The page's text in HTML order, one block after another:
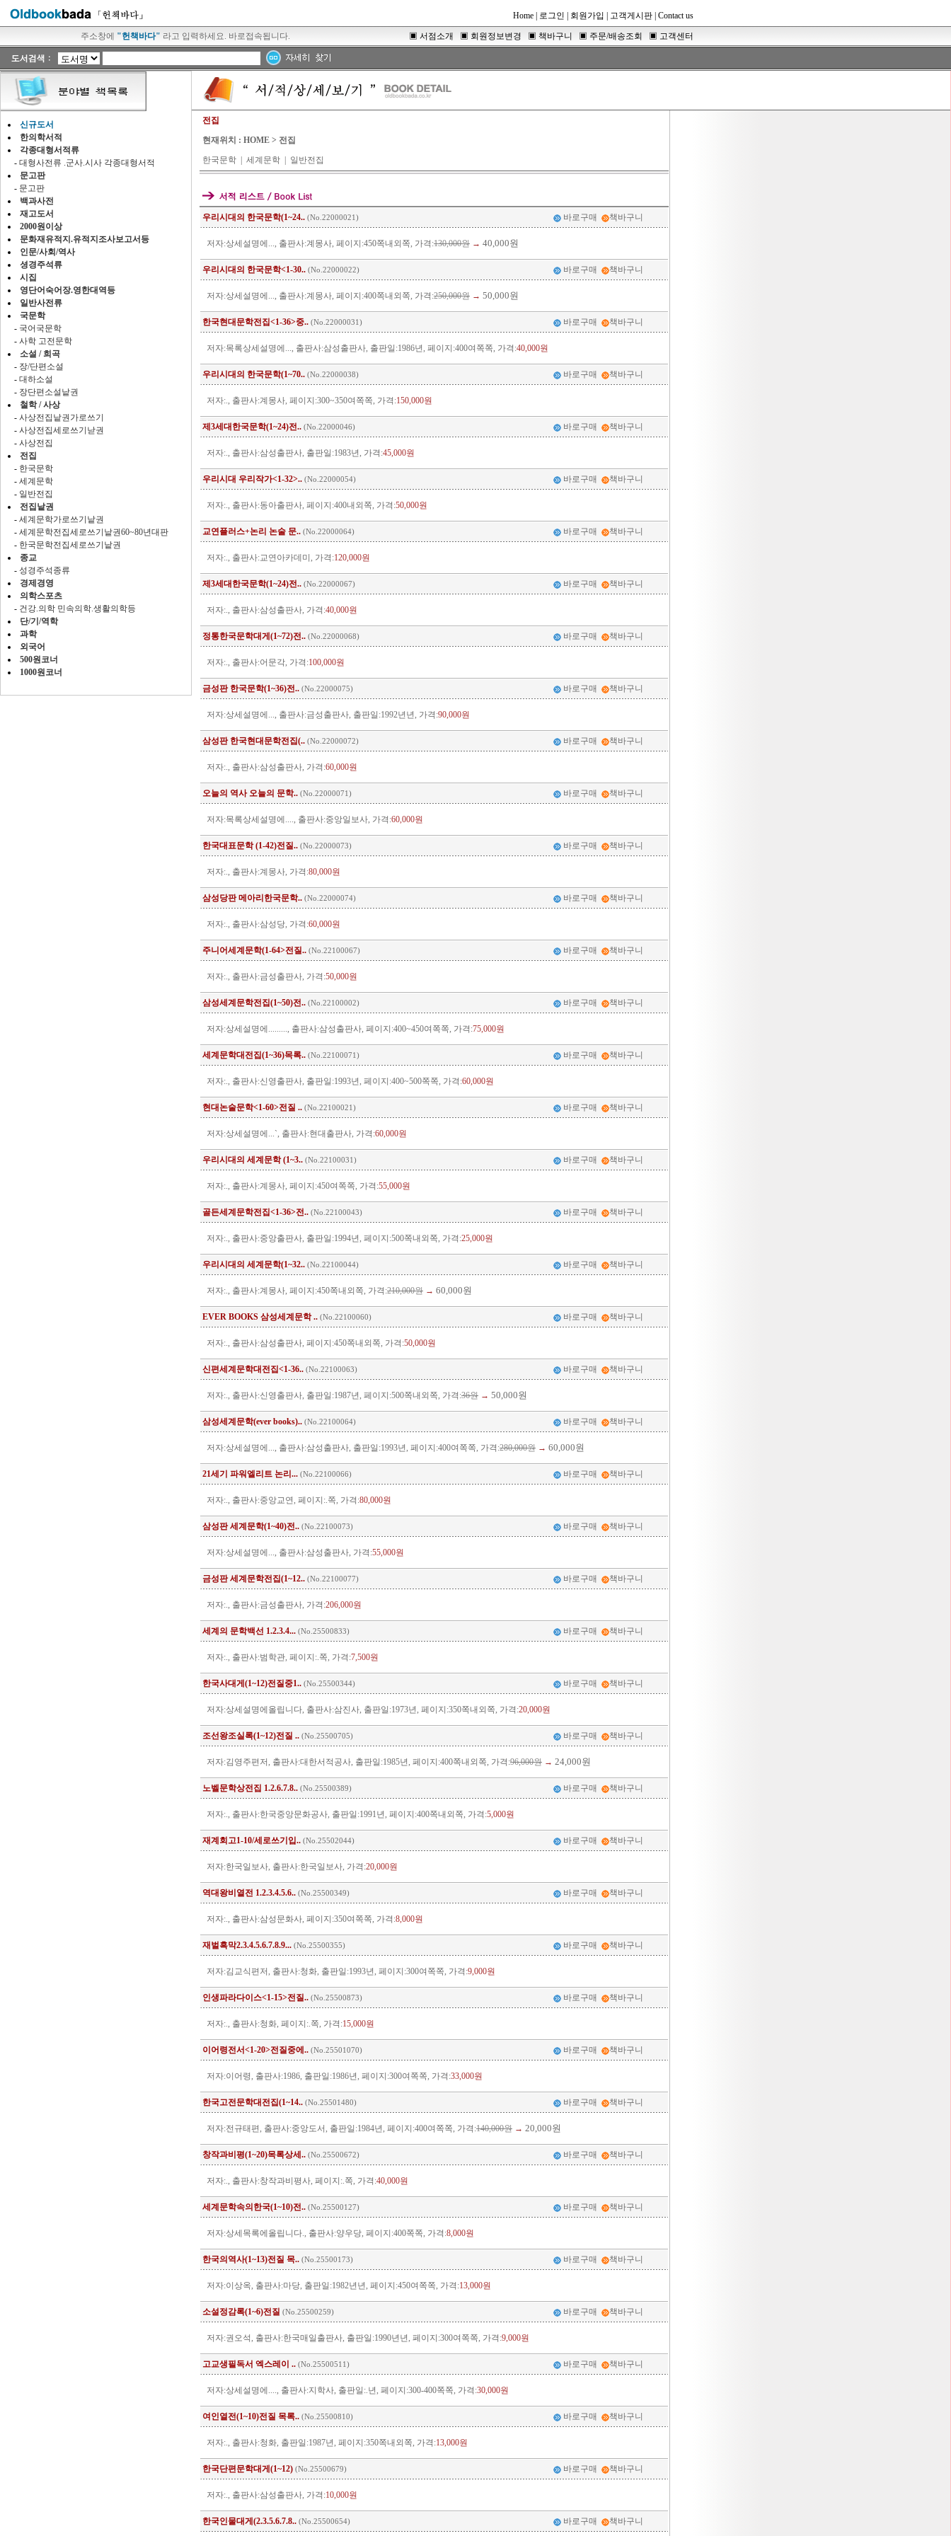
Home 로그인 회원가입 고객게시판 Contact us
주소창에 "헌책바다" 라고 입력하세요. 바로접속됩니다. ▣ 서점소개 ▣ 회원정보변경 ▣ 책바구니 ▣ 주문/배송조회 ▣ 고객센터
신규도서
한의학서적
각종대형서적류
- 대형사전류 .군사.시사 각종대형서적
문고판
- 문고판
백과사전
재고도서
2000원이상
문화재유적지.유적지조사보고서등
인문/사회/역사
셩경주석류
시집
영단어숙어장.영한대역등
일반사전류
국문학
- 국어국문학
- 사학 고전문학
소설 / 희곡
- 장/단편소설
- 대하소설
- 장단편소설낱권
철학 / 사상
- 사상전집낱권가로쓰기
- 사상전집세로쓰기낟권
- 사상전집
전집
- 한국문학
- 세계문학
- 일반전집
전집낱권
- 세계문학가로쓰기낱권
- 세계문학전집세로쓰기낱권60~80년대판
- 한국문학전집세로쓰기낱권
종교
- 성경주석종류
경제경영
의학스포츠
- 건강.의학 민속의학.생활의학등
단/기/역학
과학
외국어
500원코너
1000원코너
전집
현재위치 : HOME > 전집
한국문학
세계문학 일반전집
우리시대의 한국문학(1~24.. (No.22000021) 바로구매 책바구니
저자:상세설명에..., 출판사:계몽사, 페이지:450쪽내외쪽, 가격:130,000원 → 40,000원
우리시대의 한국문학<1-30.. (No.22000022) 바로구매 책바구니
저자:상세설명에..., 출판사:계몽사, 페이지:400쪽내외쪽, 가격:250,000원 → 50,000원
한국현대문학전집<1-36>중.. (No.22000031) 바로구매 책바구니
저자:목록상세설명에..., 출판사:삼성출판사, 출판일:1986년, 페이지:400여쪽쪽, 가격:40,000원
우리시대의 한국문학(1~70.. (No.22000038) 바로구매 책바구니
저자:., 출판사:계몽사, 페이지:300~350여쪽쪽, 가격:150,000원
제3세대한국문학(1~24)전.. (No.22000046) 바로구매 책바구니
저자:., 출판사:삼성출판사, 출판일:1983년, 가격:45,000원
우리시대 우리작가<1-32>.. (No.22000054) 바로구매 책바구니
저자:., 출판사:동아출판사, 페이지:400내외쪽, 가격:50,000원
교연플러스+논리 논술 문.. (No.22000064) 바로구매 책바구니
저자:., 출판사:교연아카데미, 가격:120,000원
제3세대한국문학(1~24)전.. (No.22000067) 바로구매 책바구니
저자:., 출판사:삼성출판사, 가격:40,000원
정통한국문학대게(1~72)전.. (No.22000068) 바로구매 책바구니
저자:., 출판사:어문각, 가격:100,000원
금성판 한국문학(1~36)전.. (No.22000075) 바로구매 책바구니
저자:상세설명에..., 출판사:금성출판사, 출판일:1992년년, 가격:90,000원
삼성판 한국현대문학전집(.. (No.22000072) 바로구매 책바구니
저자:., 출판사:삼성출판사, 가격:60,000원
오늘의 역사 오늘의 문학.. (No.22000071) 바로구매 책바구니
저자:목록상세설명에...., 출판사:중앙일보사, 가격:60,000원
한국대표문학 (1-42)전질.. (No.22000073) 바로구매 책바구니
저자:., 출판사:계몽사, 가격:80,000원
삼성당판 메아리한국문학.. (No.22000074) 바로구매 책바구니
저자:., 출판사:삼성당, 가격:60,000원
주니어세계문학(1-64>전질.. (No.22100067) 바로구매 책바구니
저자:., 출판사:금성출판사, 가격:50,000원
삼성세계문학전집(1~50)전.. (No.22100002) 바로구매 책바구니
저자:상세설명에........., 출판사:삼성출판사, 페이지:400~450여쪽쪽, 가격:75,000원
세계문학대전집(1~36)목록.. (No.22100071) 바로구매 책바구니
저자:., 출판사:신영출판사, 출판일:1993년, 페이지:400~500쪽쪽, 가격:60,000원
현대논술문학<1-60>전질 .. (No.22100021) 바로구매 책바구니
저자:상세설명에...`, 출판사:현대출판사, 가격:60,000원
우리시대의 세계문학 (1~3.. (No.22100031) 바로구매 책바구니
저자:., 출판사:계몽사, 페이지:450여쪽쪽, 가격:55,000원
골든세계문학전집<1-36>전.. (No.22100043) 바로구매 책바구니
저자:., 출판사:중앙출판사, 출판일:1994년, 페이지:500쪽내외쪽, 가격:25,000원
우리시대의 세계문학(1~32.. (No.22100044) 바로구매 책바구니
저자:., 출판사:계몽사, 페이지:450쪽내외쪽, 가격:210,000원 → 60,000원
EVER BOOKS 삼성세계문학 .. (No.22100060) 바로구매 책바구니
저자:., 출판사:삼성출판사, 페이지:450쪽내외쪽, 가격:50,000원
신편세계문학대전집<1-36.. (No.22100063) 바로구매 책바구니
저자:., 출판사:신영출판사, 출판일:1987년, 페이지:500쪽내외쪽, 가격:36원 → 50,000원
삼성세계문학(ever books).. (No.22100064) 바로구매 책바구니
저자:상세설명에..., 출판사:삼성출판사, 출판일:1993년, 페이지:400여쪽쪽, 가격:280,000원 → 60,000원
21세기 파워엘리트 논리... (No.22100066) 바로구매 책바구니
저자:., 출판사:중앙교연, 페이지:.쪽, 가격:80,000원
삼성판 세계문학(1~40)전.. (No.22100073) 바로구매 책바구니
저자:상세설명에..., 출판사:삼성출판사, 가격:55,000원
금성판 세계문학전집(1~12.. (No.22100077) 바로구매 책바구니
저자:., 출판사:금성출판사, 가격:206,000원
세계의 문학백선 1.2.3.4... (No.25500833) 바로구매 책바구니
저자:., 출판사:범학관, 페이지:.쪽, 가격:7,500원
한국사대게(1~12)전질중1.. (No.25500344) 바로구매 책바구니
저자:상세설명에올립니다, 출판사:삼진사, 출판일:1973년, 페이지:350쪽내외쪽, 가격:20,000원
조선왕조실록(1~12)전질 .. (No.25500705) 바로구매 책바구니
저자:김영주편저, 출판사:대한서적공사, 출판일:1985년, 페이지:400쪽내외쪽, 가격:96,000원 → 24,000원
노벨문학상전집 1.2.6.7.8.. (No.25500389) 바로구매 책바구니
저자:., 출판사:한국중앙문화공사, 출판일:1991년, 페이지:400쪽내외쪽, 가격:5,000원
재계회고1-10/세로쓰기입.. (No.25502044) 바로구매 책바구니
저자:한국일보사, 출판사:한국일보사, 가격:20,000원
역대왕비열전 1.2.3.4.5.6.. (No.25500349) 바로구매 책바구니
저자:., 출판사:삼성문화사, 페이지:350여쪽쪽, 가격:8,000원
재벌흑막2.3.4.5.6.7.8.9... (No.25500355) 바로구매 책바구니
저자:김교식편저, 출판사:청화, 출판일:1993년, 페이지:300여쪽쪽, 가격:9,000원
인생파라다이스<1-15>전질.. (No.25500873) 바로구매 책바구니
저자:., 출판사:청화, 페이지:.쪽, 가격:15,000원
이어령전서<1-20>전질중에.. (No.25501070) 바로구매 책바구니
저자:이어령, 출판사:1986, 출판일:1986년, 페이지:300여쪽쪽, 가격:33,000원
한국고전문학대전집(1~14.. (No.25501480) 바로구매 책바구니
저자:전규태편, 출판사:중앙도서, 출판일:1984년, 페이지:400여쪽쪽, 가격:140,000원 → 20,000원
창작과비평(1~20)목록상세.. (No.25500672) 바로구매 책바구니
저자:., 출판사:창작과비평사, 페이지:.쪽, 가격:40,000원
세계문학속의한국(1~10)전.. (No.25500127) 바로구매 책바구니
저자:상세목록에올립니다., 출판사:양우당, 페이지:400쪽쪽, 가격:8,000원
한국의역사(1~13)전질 목.. (No.25500173) 바로구매 책바구니
저자:이상옥, 출판사:마당, 출판일:1982년년, 페이지:450여쪽쪽, 가격:13,000원
소설정감록(1~6)전질 (No.25500259) 바로구매 책바구니
저자:권오석, 출판사:한국매일출판사, 출판일:1990년년, 페이지:300여쪽쪽, 가격:9,000원
고교생필독서 엑스레이 .. (No.25500511) 바로구매 책바구니
저자:상세설명에...., 출판사:지학사, 출판일:.년, 페이지:300-400쪽쪽, 가격:30,000원
여인열전(1~10)전질 목록.. (No.25500810) 바로구매 책바구니
저자:., 출판사:청화, 출판일:1987년, 페이지:350쪽내외쪽, 가격:13,000원
한국단편문학대게(1~12) (No.25500679) 바로구매 책바구니
저자:., 출판사:삼성출판사, 가격:10,000원
한국인물대게(2.3.5.6.7.8.. (No.25500654) 바로구매 책바구니